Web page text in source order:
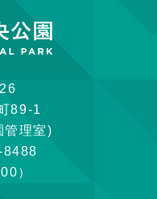
89-1
管理室)
）